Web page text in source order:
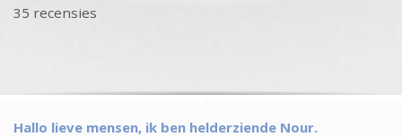
35 recensies
Hallo lieve mensen, ik ben helderziende Nour.